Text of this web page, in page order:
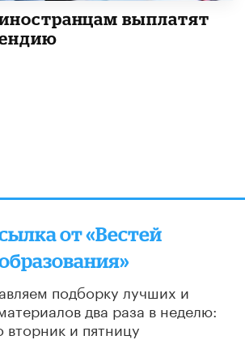
выплатят
от «Вестей
подборку лучших и
два раза в неделю:
вторник и пятницу